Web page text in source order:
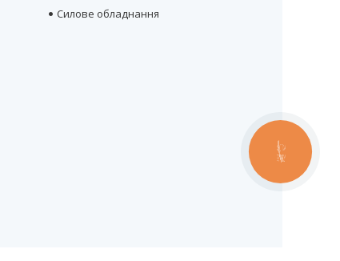
Силове обладнання
КНОПКА
ЗВ'ЯЗКУ